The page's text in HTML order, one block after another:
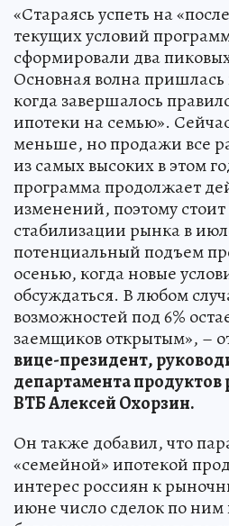
«Стараясь успеть на
текущих условий
сформировали два
Основная волна
когда завершалось
ипотеки на семью».
меньше, но продажи все
из самых высоких в этом
программа продолжает
изменений, поэтому
стабилизации рынка в
потенциальный подъем
осенью, когда новые
обсуждаться. В любом
возможностей под 6%
заемщиков открытым», –
вице-президент,
департамента продуктов
ВТБ Алексей Охорзин.
Он также добавил, что
«семейной» ипотекой
интерес россиян к
июне число сделок по ним